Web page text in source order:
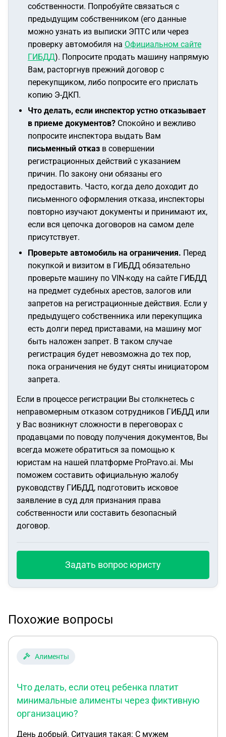
собственности. Попробуйте связаться с
предыдущим собственником (его данные
можно узнать из выписки ЭПТС или через
проверку автомобиля на Официальном сайте
ГИБДД). Попросите продать машину напрямую
Вам, расторгнув прежний договор с
перекупщиком, либо попросите его прислать
копию Э-ДКП.
Что делать, если инспектор устно отказывает
в приеме документов? Спокойно и вежливо
попросите инспектора выдать Вам
письменный отказ в совершении
регистрационных действий с указанием
причин. По закону они обязаны его
предоставить. Часто, когда дело доходит до
письменного оформления отказа, инспекторы
повторно изучают документы и принимают их,
если вся цепочка договоров на самом деле
присутствует.
Проверьте автомобиль на ограничения. Перед
покупкой и визитом в ГИБДД обязательно
проверьте машину по VIN-коду на сайте ГИБДД
на предмет судебных арестов, залогов или
запретов на регистрационные действия. Если у
предыдущего собственника или перекупщика
есть долги перед приставами, на машину мог
быть наложен запрет. В таком случае
регистрация будет невозможна до тех пор,
пока ограничения не будут сняты инициатором
запрета.
Если в процессе регистрации Вы столкнетесь с
неправомерным отказом сотрудников ГИБДД или
у Вас возникнут сложности в переговорах с
продавцами по поводу получения документов, Вы
всегда можете обратиться за помощью к
юристам на нашей платформе ProPravo.ai. Мы
поможем составить официальную жалобу
руководству ГИБДД, подготовить исковое
заявление в суд для признания права
собственности или составить безопасный
договор.
Задать вопрос юристу
Похожие вопросы
Алименты
Что делать, если отец ребенка платит
минимальные алименты через фиктивную
организацию?
День добрый. Ситуация такая: С мужем